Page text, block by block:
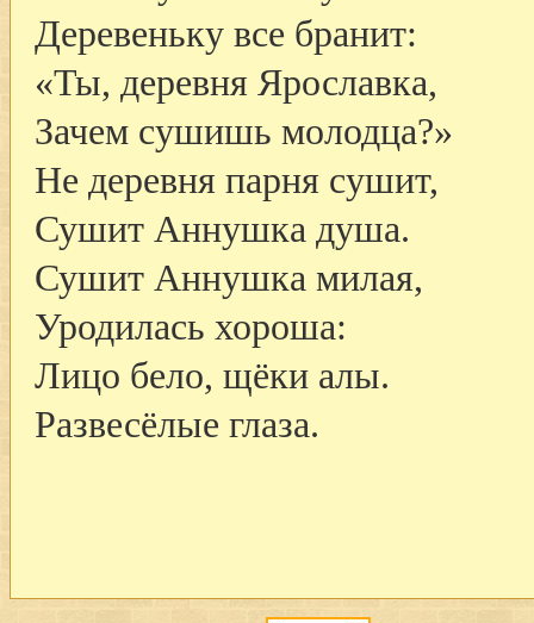
Деревеньку все бранит:
«Ты, деревня Ярославка,
Зачем сушишь молодца?»
Не деревня парня сушит,
Сушит Аннушка душа.
Сушит Аннушка милая,
Уродилась хороша:
Лицо бело, щёки алы.
Развесёлые глаза.